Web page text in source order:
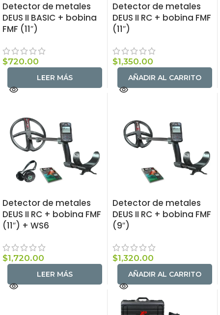
Detector de metales
DEUS II BASIC + bobina
FMF (11″)
$720.00
LEER MÁS
Detector de metales
DEUS II RC + bobina FMF
(11″)
$1,350.00
AÑADIR AL CARRITO
Detector de metales
DEUS II RC + bobina FMF
(11″) + WS6
$1,720.00
LEER MÁS
Detector de metales
DEUS II RC + bobina FMF
(9″)
$1,320.00
AÑADIR AL CARRITO